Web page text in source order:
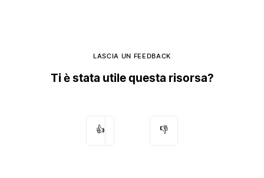
LASCIA UN FEEDBACK
Ti è stata utile questa risorsa?
👍 👎